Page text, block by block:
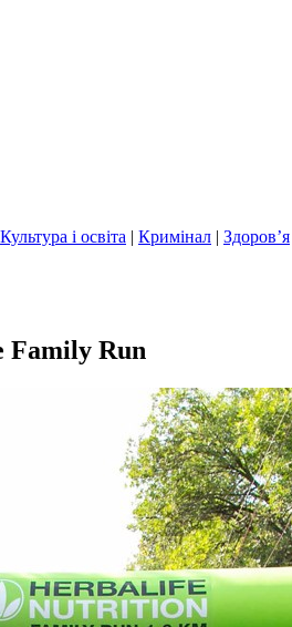
Культура і освіта | Кримінал | Здоров’я
Family Run